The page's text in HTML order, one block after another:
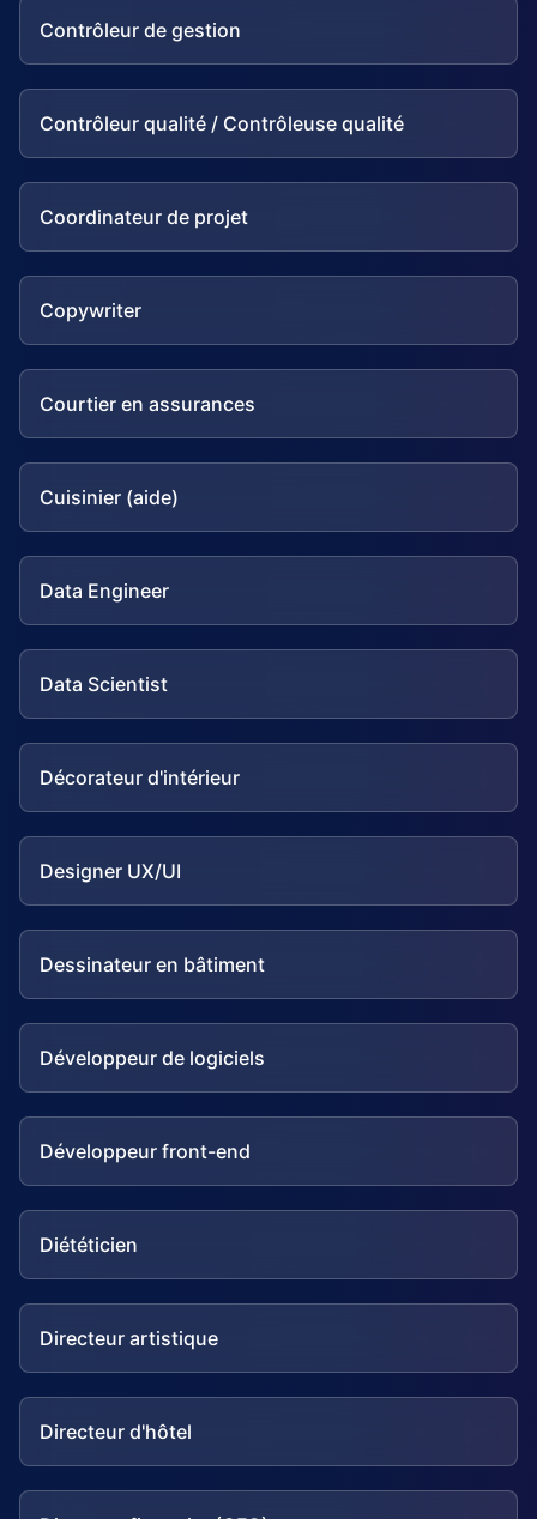
Contrôleur de gestion
Contrôleur qualité / Contrôleuse qualité
Coordinateur de projet
Copywriter
Courtier en assurances
Cuisinier (aide)
Data Engineer
Data Scientist
Décorateur d'intérieur
Designer UX/UI
Dessinateur en bâtiment
Développeur de logiciels
Développeur front-end
Diététicien
Directeur artistique
Directeur d'hôtel